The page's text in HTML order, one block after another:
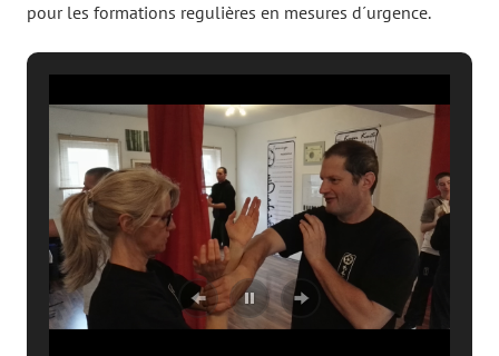
pour les formations regulières en mesures d´urgence.